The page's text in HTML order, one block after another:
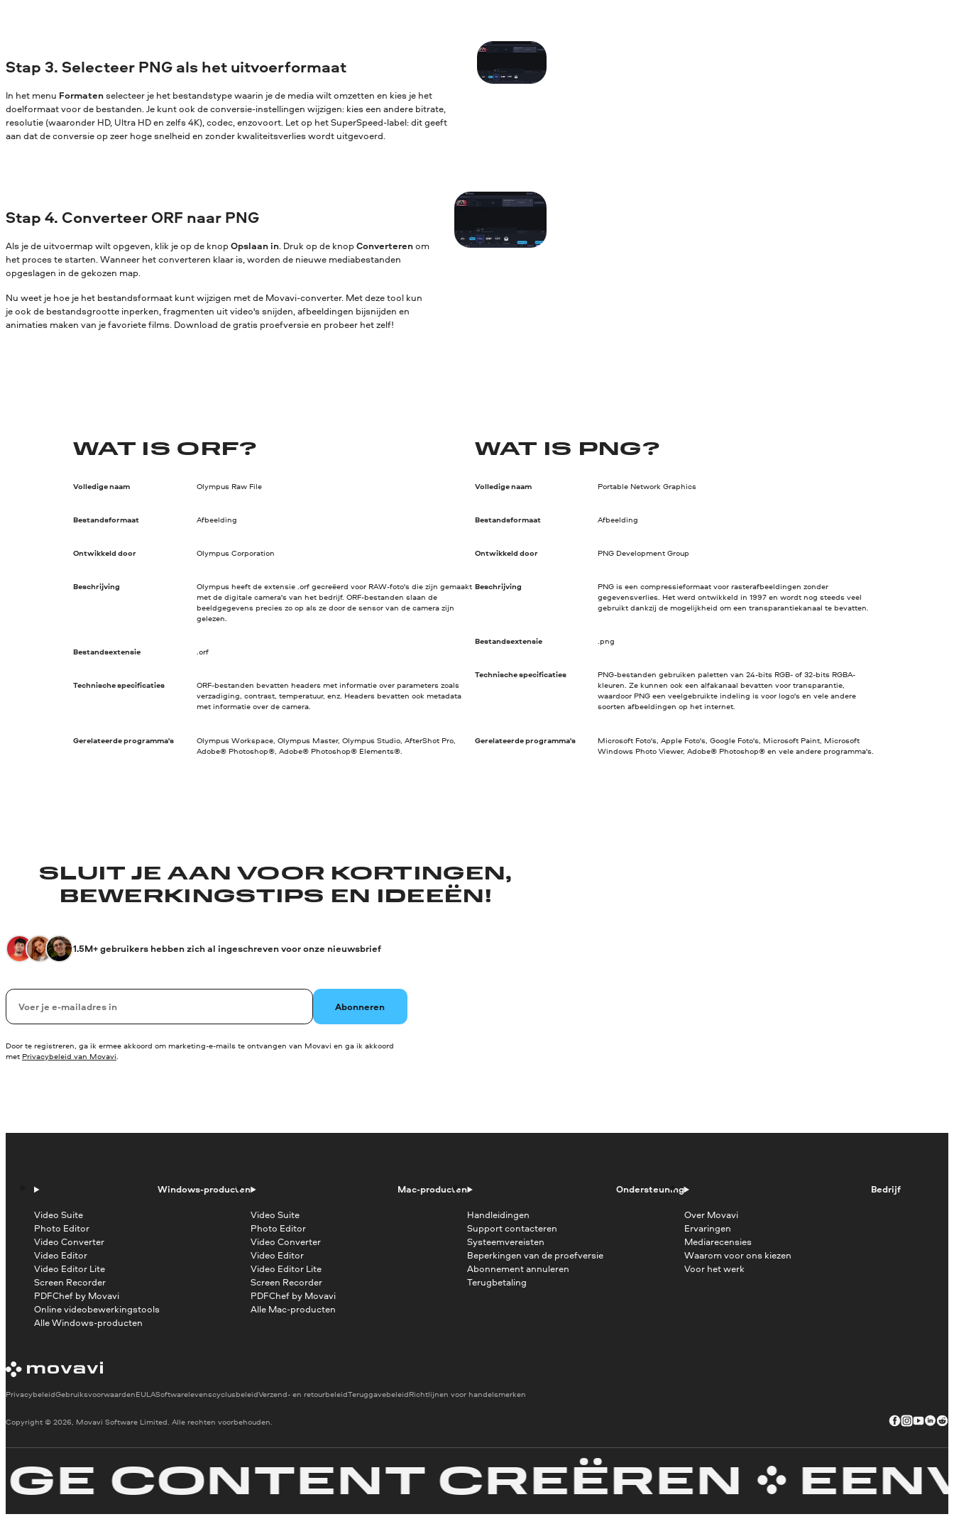
Stap 3. Selecteer PNG als het uitvoerformaat
In het menu Formatenselecteer je het bestandstype waarin je de media wilt omzetten en kies je het
doelformaat voor de bestanden. Je kunt ook de conversie-instellingen wijzigen: kies een andere bitrate,
resolutie (waaronder HD, Ultra HD en zelfs 4K), codec, enzovoort. Let op het SuperSpeed-label: dit geeft
aan dat de conversie op zeer hoge snelheid en zonder kwaliteitsverlies wordt uitgevoerd.
Stap 4. Converteer ORF naar PNG
Als je de uitvoermap wilt opgeven, klik je op de knopOpslaan in. Druk op de knopConverterenom
het proces te starten. Wanneer het converteren klaar is, worden de nieuwe mediabestanden
opgeslagen in de gekozen map.
Nu weet je hoe je het bestandsformaat kunt wijzigen met de Movavi-converter. Met deze tool kun
je ook de bestandsgrootte inperken, fragmenten uit video's snijden, afbeeldingen bijsnijden en
animaties maken van je favoriete films. Download de gratis proefversie en probeer het zelf!
WAT IS ORF?
Volledige naam Olympus Raw File
Bestandsformaat Afbeelding
Ontwikkeld door Olympus Corporation
Beschrijving
Olympus heeft de extensie .orf gecreëerd voor RAW-foto's die zijn gemaakt
met de digitale camera's van het bedrijf. ORF-bestanden slaan de
beeldgegevens precies zo op als ze door de sensor van de camera zijn
gelezen.
Bestandsextensie .orf
Technische specificaties
ORF-bestanden bevatten headers met informatie over parameters zoals
verzadiging, contrast, temperatuur, enz. Headers bevatten ook metadata
met informatie over de camera.
Gerelateerde programma's
Olympus Workspace, Olympus Master, Olympus Studio, AfterShot Pro,
Adobe® Photoshop®, Adobe® Photoshop® Elements®.
WAT IS PNG?
Volledige naam Portable Network Graphics
Bestandsformaat Afbeelding
Ontwikkeld door PNG Development Group
Beschrijving
PNG is een compressieformaat voor rasterafbeeldingen zonder
gegevensverlies. Het werd ontwikkeld in 1997 en wordt nog steeds veel
gebruikt dankzij de mogelijkheid om een transparantiekanaal te bevatten.
Bestandsextensie .png
Technische specificaties
PNG-bestanden gebruiken paletten van 24-bits RGB- of 32-bits RGBA-
kleuren. Ze kunnen ook een alfakanaal bevatten voor transparantie,
waardoor PNG een veelgebruikte indeling is voor logo's en vele andere
soorten afbeeldingen op het internet.
Gerelateerde programma's
Microsoft Foto's, Apple Foto's, Google Foto's, Microsoft Paint, Microsoft
Windows Photo Viewer, Adobe® Photoshop® en vele andere programma's.
SLUIT JE AAN VOOR KORTINGEN,
BEWERKINGSTIPS EN IDEEËN!
1.5M+ gebruikers hebben zich al ingeschreven voor onze nieuwsbrief
Uw e-mail Abonneren
Door te registreren, ga ik ermee akkoord om marketing-e-mails te ontvangen van Movavi en ga ik akkoord
met Privacybeleid van Movavi
Windows-producten
Video Suite
Photo Editor
Video Converter
Video Editor
Video Editor Lite
Screen Recorder
PDFChef by Movavi
Online videobewerkingstools
Alle Windows-producten
Mac-producten
Video Suite
Photo Editor
Video Converter
Video Editor
Video Editor Lite
Screen Recorder
PDFChef by Movavi
Alle Mac-producten
Ondersteuning
Handleidingen
Support contacteren
Systeemvereisten
Beperkingen van de proefversie
Abonnement annuleren
Terugbetaling
Bedrijf
Over Movavi
Ervaringen
Mediarecensies
Waarom voor ons kiezen
Voor het werk
Copyright © 2026, Movavi Software Limited. Alle rechten voorbehouden.
PrivacybeleidGebruiksvoorwaardenEULASoftwarelevenscyclusbeleidVerzend- en retourbeleidTeruggavebeleidRichtlijnen voor handelsmerken
CREËREN